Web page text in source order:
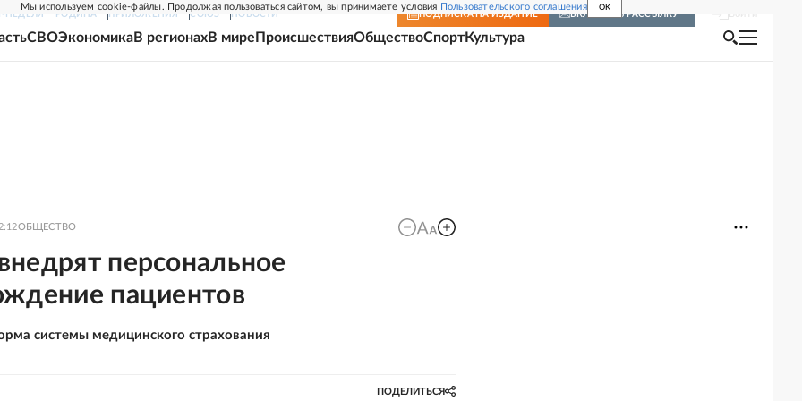
Мы используем cookie-файлы. Продолжая пользоваться сайтом, вы принимаете условия Пользовательского соглашения OK
НЕДЕЛЯ РОДИНА ПРИЛОЖЕНИЯ СОЮЗ НОВОСТИ ПОДПИСКА НА ИЗДАНИЕ ВКЛЮЧИТЬ РАССЫЛКУ
СВОЭкономикаВ регионахВ мире ПроисшествияОбществоСпортКультура
ОБЩЕСТВО
персональное
пациентов
системы медицинского страхования
ПОДЕЛИТЬСЯ